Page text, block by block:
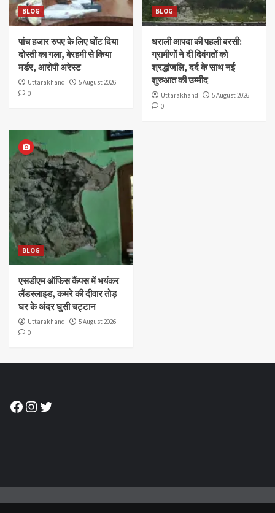
BLOG
पांच हजार रुपए के लिए घोंट दिया
दोस्ती का गला, बेरहमी से किया
मर्डर, आरोपी अरेस्ट
Uttarakhand
5 August 2026
0
BLOG
धराली आपदा की पहली बरसी:
ग्रामीणों ने दी दिवंगतों को
श्रद्धांजलि, दर्द के साथ नई
शुरुआत की उम्मीद
Uttarakhand
5 August 2026
0
BLOG
एसडीएम ऑफिस कैंपस में भयंकर
लैंडस्लाइड, कमरे की दीवार तोड़
घर के अंदर घुसी चट्टान
Uttarakhand
5 August 2026
0
Facebook
Instagram
Twitter